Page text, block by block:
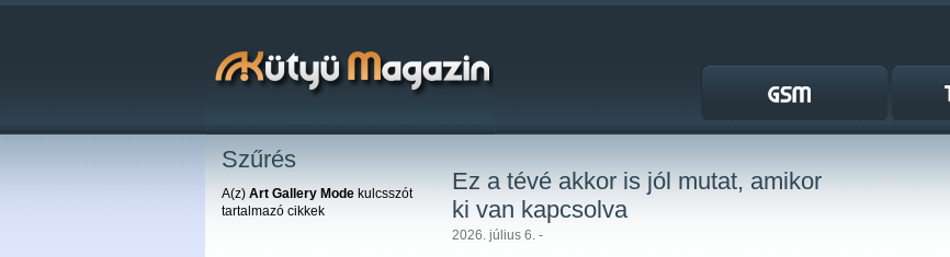
Szűrés
A(z) Art Gallery Mode kulcsszót
tartalmazó cikkek
Ez a tévé akkor is jól mutat, amikor
ki van kapcsolva
2026. július 6. -